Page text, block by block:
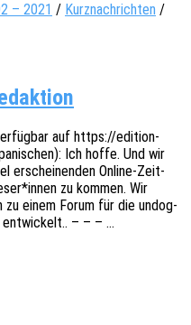
– 2021 / Kurznachrichten /
auf https://edition-
Ich hoffe. Und wir
erschei­nen­den Online-Zeit­­
zu kommen. Wir
zu einem Forum für die undog­
entwickelt.. – – – …